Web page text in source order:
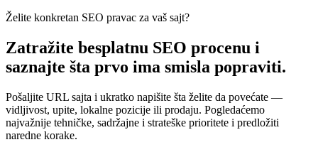
Želite konkretan SEO pravac za vaš sajt?
Zatražite besplatnu SEO procenu i
saznajte šta prvo ima smisla popraviti.
Pošaljite URL sajta i ukratko napišite šta želite da povećate —
vidljivost, upite, lokalne pozicije ili prodaju. Pogledaćemo
najvažnije tehničke, sadržajne i strateške prioritete i predložiti
naredne korake.